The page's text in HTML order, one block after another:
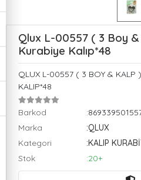
Qlux L-00557 ( 3 Boy
Kurabiye Kalıp*48
QLUX L-00557 ( 3 BOY & KALP
KALIP*48
Barkod
Marka
:QLUX
Kategori
:KALIP
Stok
:20+